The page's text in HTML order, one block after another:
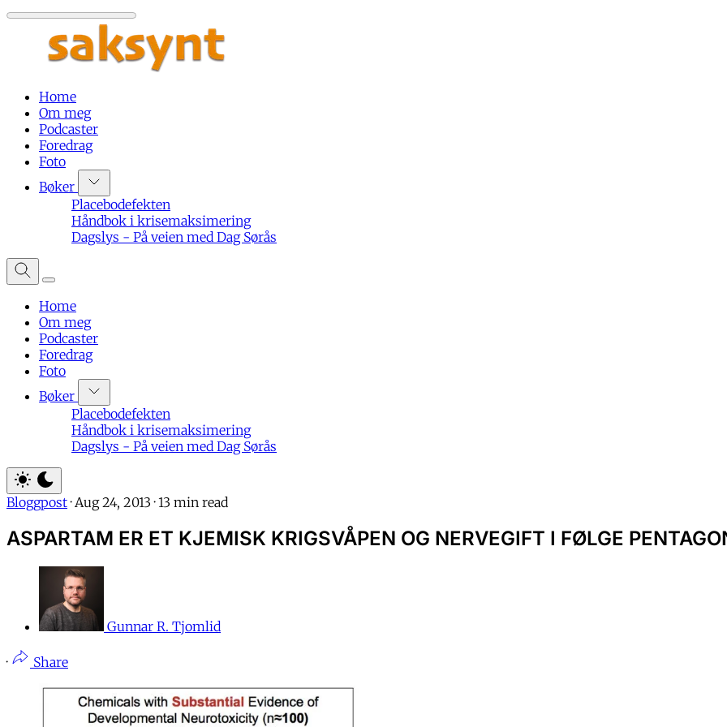
Home
Om meg
Podcaster
Foredrag
Foto
Bøker
Placebodefekten
Håndbok i krisemaksimering
Dagslys - På veien med Dag Sørås
Home
Om meg
Podcaster
Foredrag
Foto
Bøker
Placebodefekten
Håndbok i krisemaksimering
Dagslys - På veien med Dag Sørås
Bloggpost · Aug 24, 2013 · 13 min read
ASPARTAM ER ET KJEMISK KRIGSVÅPEN OG NERVEGIFT I FØLGE
Gunnar R. Tjomlid
· Share